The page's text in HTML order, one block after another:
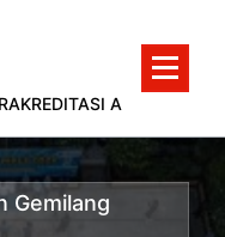
A
Gemilang